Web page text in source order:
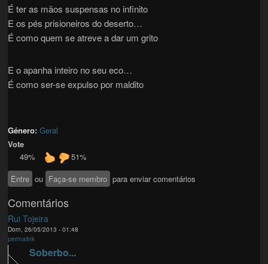
É ter as mãos suspensas no infinito
E os pés prisioneiros do deserto…
É como quem se atreve a dar um grito
E o apanha inteiro no seu eco…
É como ser-se expulso por maldito
Género:Geral
Vote
49%
51%
Entre ou Faça-se membro para enviar comentários
Comentários
Rui Tojeira
Dom, 26/05/2013 - 01:48
permalink
Soberbo...